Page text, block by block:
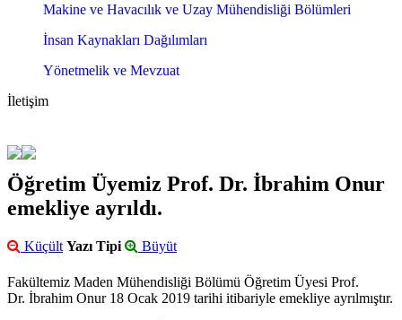
Makine ve Havacılık ve Uzay Mühendisliği Bölümleri
İnsan Kaynakları Dağılımları
Yönetmelik ve Mevzuat
İletişim
Öğretim Üyemiz Prof. Dr. İbrahim Onur
emekliye ayrıldı.
Küçült Yazı Tipi Büyüt
Fakültemiz Maden Mühendisliği Bölümü Öğretim Üyesi Prof.
Dr. İbrahim Onur 18 Ocak 2019 tarihi itibariyle emekliye ayrılmıştır.